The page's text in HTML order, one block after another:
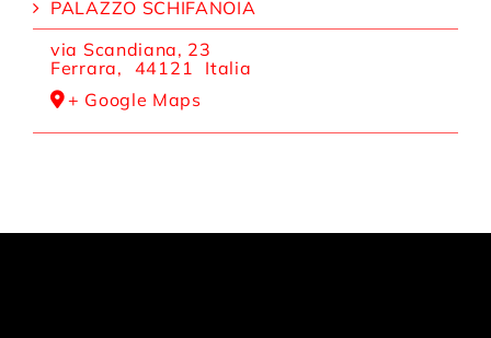
PALAZZO SCHIFANOIA
via Scandiana, 23
Ferrara, 44121
Italia
+ Google Maps